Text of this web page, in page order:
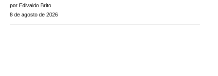
por Edivaldo Brito
8 de agosto de 2026